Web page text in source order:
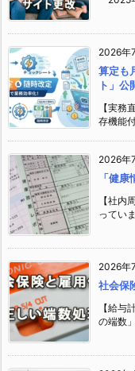
2026年
算定も
ト」公
【実務
存機能
2026年
「健
【社内
ってい
2026年
社会保
【給与
の端数